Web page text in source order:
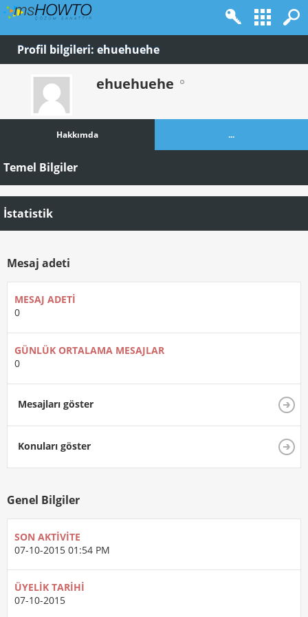
Profil bilgileri: ehuehuehe
ehuehuehe
Hakkımda ...
Temel Bilgiler
İstatistik
Mesaj adeti
MESAJ ADETI
0
GÜNLÜK ORTALAMA MESAJLAR
0
Mesajları göster
Konuları göster
Genel Bilgiler
SON AKTIVITE
07-10-2015 01:54 PM
ÜYELIK TARIHI
07-10-2015